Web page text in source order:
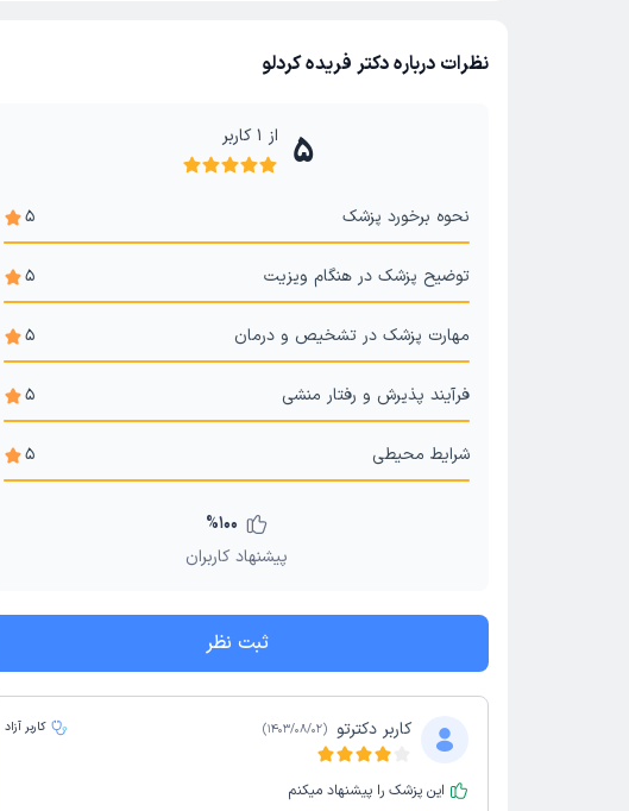
نظرات درباره دکتر فریده کردلو
5 از 1کاربر
نحوه برخورد پزشک 5
توضیح پزشک در هنگام ویزیت 5
مهارت پزشک در تشخیص و درمان 5
فرآیند پذیرش و رفتار منشی 5
شرایط محیطی 5
%100
پیشنهاد کاربران
ثبت نظر
کاربر دکترتو (
1403/08/02
) کاربر آزاد
این پزشک را پیشنهاد میکنم